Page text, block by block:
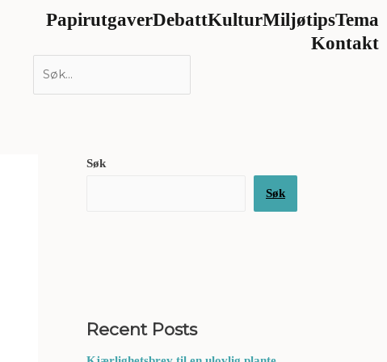
PapirutgaverDebattKulturMiljøtipsTema
Kontakt
Søk
Søk
Recent Posts